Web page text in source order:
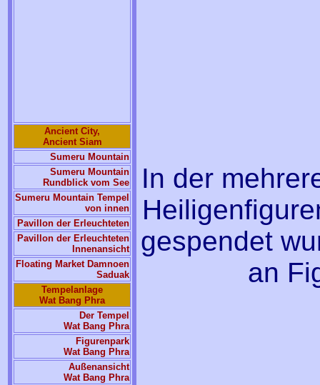
Ancient City,
Ancient Siam
Sumeru Mountain
Sumeru Mountain
Rundblick vom See
Sumeru Mountain Tempel
von innen
Pavillon der Erleuchteten
Pavillon der Erleuchteten
Innenansicht
Floating Market Damnoen
Saduak
Tempelanlage
Wat Bang Phra
Der Tempel
Wat Bang Phra
Figurenpark
Wat Bang Phra
Außenansicht
Wat Bang Phra
In der
gespendet
an